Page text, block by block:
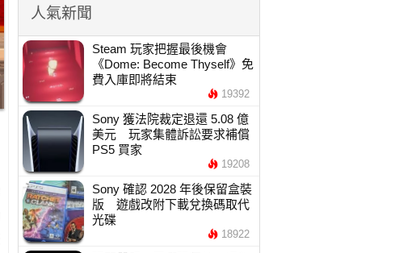
人氣新聞
Steam 玩家把握最後機會
《Dome: Become Thyself》免
費入庫即將結束
19392
Sony 獲法院裁定退還 5.08 億
美元 玩家集體訴訟要求補償
PS5 買家
19208
Sony 確認 2028 年後保留盒裝
版 遊戲改附下載兌換碼取代
光碟
18922